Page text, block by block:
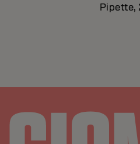
Pipette,